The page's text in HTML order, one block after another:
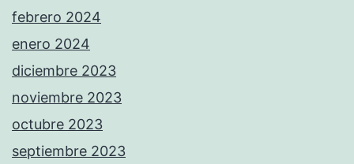
febrero 2024
enero 2024
diciembre 2023
noviembre 2023
octubre 2023
septiembre 2023